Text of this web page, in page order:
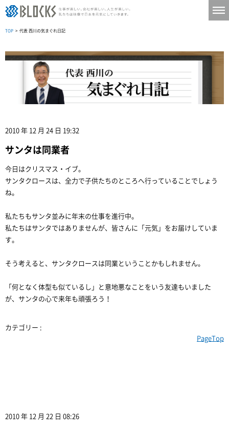
TOP > 代表 西川の気まぐれ日記
2010 年 12 月 24 日 19:32
サンタは同業者
今日はクリスマス・イブ。
サンタクロースは、全力で子供たちのところへ行っていることでしょう
ね。
私たちもサンタ並みに年末の仕事を進行中。
私たちはサンタではありませんが、皆さんに「元気」をお届けしていま
す。
そう考えると、サンタクロースは同業ということかもしれません。
「何となく体型も似ているし」と意地悪なことをいう友達もいました
が、サンタの心で来年も頑張ろう！
カテゴリー :
PageTop
2010 年 12 月 22 日 08:26